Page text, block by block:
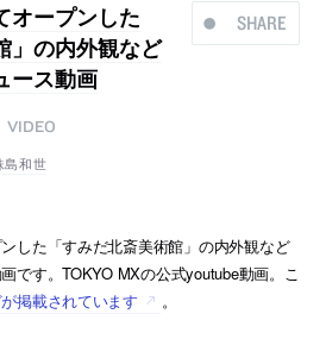
SHARE
オープンした
」の内外観など
ース動画
VIDEO
島和世
した「すみだ北斎美術館」の内外観など
です。TOKYO MXの公式youtube動画。こ
掲載されています 。